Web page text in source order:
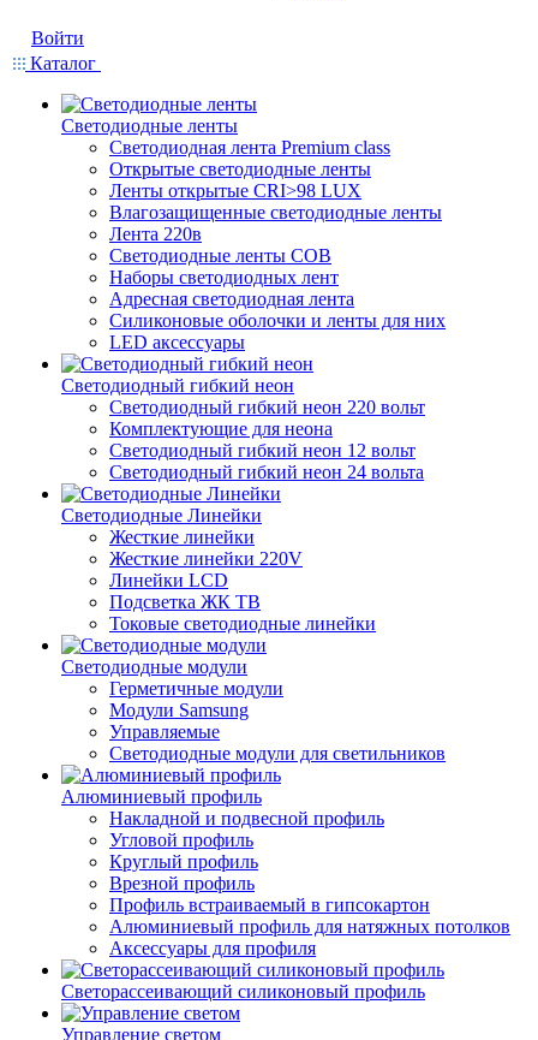
Войти
Каталог
Светодиодные ленты
Светодиодная лента Premium class
Открытые светодиодные ленты
Ленты открытые CRI>98 LUX
Влагозащищенные светодиодные ленты
Лента 220в
Светодиодные ленты COB
Наборы светодиодных лент
Адресная светодиодная лента
Силиконовые оболочки и ленты для них
LED аксессуары
Светодиодный гибкий неон
Светодиодный гибкий неон 220 вольт
Комплектующие для неона
Светодиодный гибкий неон 12 вольт
Светодиодный гибкий неон 24 вольта
Светодиодные Линейки
Жесткие линейки
Жесткие линейки 220V
Линейки LCD
Подсветка ЖК ТВ
Токовые светодиодные линейки
Светодиодные модули
Герметичные модули
Модули Samsung
Управляемые
Светодиодные модули для светильников
Алюминиевый профиль
Накладной и подвесной профиль
Угловой профиль
Круглый профиль
Врезной профиль
Профиль встраиваемый в гипсокартон
Алюминиевый профиль для натяжных потолков
Аксессуары для профиля
Светорассеивающий силиконовый профиль
Управление светом